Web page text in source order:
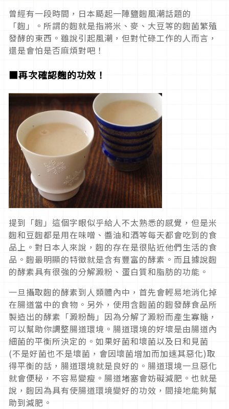
曾經有一段時間，日本颳起一陣鹽麴風潮話題的
「麴」。所謂的麴就是指將米、麥、大豆等的麴菌繁殖
發酵的東西。雖說引起風潮，但對忙碌工作的人而言，
還是會怕是否麻煩對吧！
■再次確認麴的功效！
提到「麴」這個字眼似乎給人不太熟悉的感覺，但是米
麴和豆麴都是用在味噌、醬油和酒等每天都會吃到的食
品上。對日本人來說，麴的存在是很貼近他們生活的食
品。麴最明顯的特徵就是含有豐富的酵素。而且據說麴
的酵素具有很強的分解澱粉、蛋白質和脂肪的功能。
一旦攝取麴的酵素到人類體內中，首先會輕易地消化掉
在腸道當中的食物。另外，使用含麴菌的麴發酵食品所
製造出的酵素「澱粉酶」因為分解了澱粉而產生寡糖，
可以幫助你調整腸道環境。腸道環境的好壞是由腸道內
細菌的平衡所決定的。如果好菌和壞菌以及日和見菌
(不是好菌也不是壞菌，會因壞菌增加而加速其惡化)取
得平衡的話，腸道環境就是良好的。腸道環境一旦惡化
就會便秘，不容易變瘦。腸道堵塞會妨礙減肥。也就是
說，麴因為具有使腸道環境變好的功效，間接地能夠幫
助到減肥。